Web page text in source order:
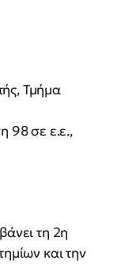
Τμήμα
98 σε ε.ε.,
τη 2η
και την